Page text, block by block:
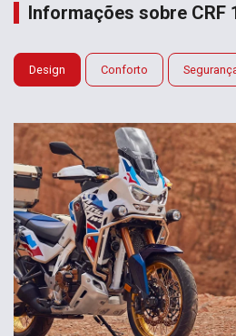
Informações sobre CRF
Design Conforto